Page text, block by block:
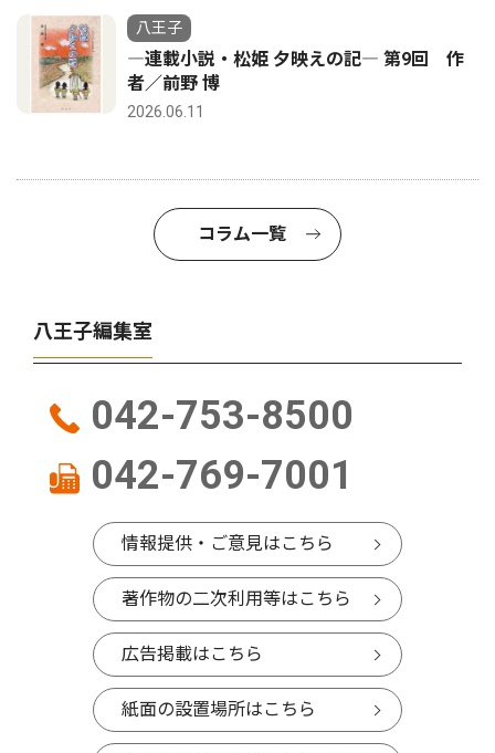
八王子
―連載小説・松姫 夕映えの記― 第9回 作
者／前野 博
2026.06.11
コラム一覧
八王子編集室
042-753-8500
042-769-7001
情報提供・ご意見はこちら
著作物の二次利用等はこちら
広告掲載はこちら
紙面の設置場所はこちら